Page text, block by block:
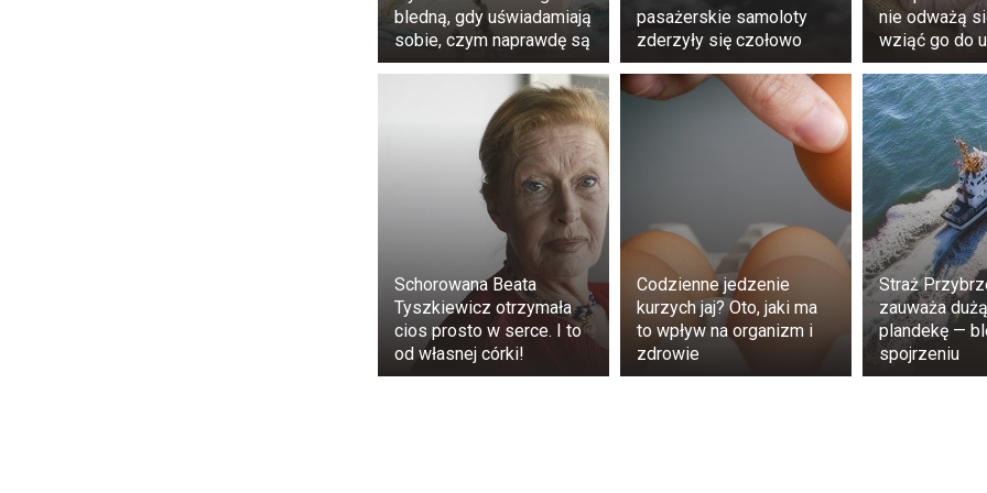
zdrowe komórki mogły zastąpić komórki nowotworowe. W rezultacie
drożdże, mogą zasiedlać narządy, do których nie mogłyby się
odpornościowy funkcjonował normalnie. Ich naturalnym
śluzowe przewodu pokarmowego, pochwy i ujścia cewki moczowej.
do organizmu często przypomina infekcję wirusową lub bakteryjną
stawów, wątroby, zatok, suchy kaszel), co utrudnia postawienie
bledną, gdy uświadamiają
sobie, czym naprawdę są
pasażerskie samoloty
zderzyły się czołowo
nie odważą
wziąć go do
Schorowana Beata
Tyszkiewicz otrzymała
cios prosto w serce. I to
od własnej córki!
Codzienne jedzenie
kurzych jaj? Oto, jaki ma
to wpływ na organizm i
zdrowie
Straż
zauważa
plandekę —
spojrzeniu